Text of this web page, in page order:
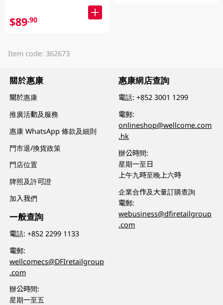
$89.90
Item code: 362673
關於惠康
關於惠康
推廣活動及服務
惠康 WhatsApp 條款及細則
門市退/換貨政策
門店位置
牌照及許可證
加入我們
一般查詢
電話:+852 2299 1133
電郵:
wellcomecs@DFIretailgroup
.com
辦公時間:
星期一至五
惠康網店查詢
電話:+852 3001 1299
電郵:
onlineshop@wellcome.com
.hk
辦公時間:
星期一至日
上午九時至晚上六時
企業合作及大量訂購查詢
電郵:
webusiness@dfiretailgroup
.com